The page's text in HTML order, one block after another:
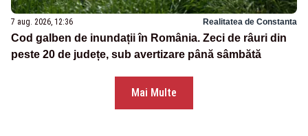
7 aug. 2026, 12:36 Realitatea de Constanta
Cod galben de inundații în România. Zeci de râuri din
peste 20 de județe, sub avertizare până sâmbătă
Mai Multe